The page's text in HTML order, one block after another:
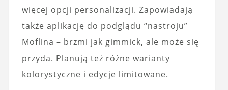
więcej opcji personalizacji. Zapowiadają
także aplikację do podglądu “nastroju”
Moflina – brzmi jak gimmick, ale może się
przyda. Planują też różne warianty
kolorystyczne i edycje limitowane.